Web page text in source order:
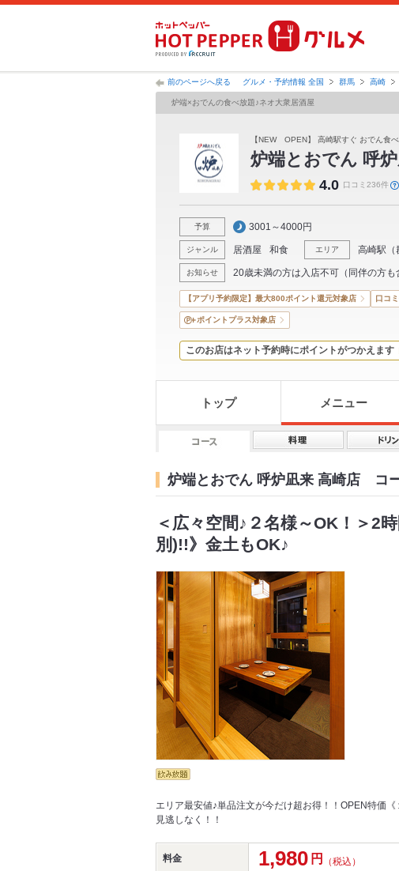
前のページへ戻る グルメ・予約情報 全国 群馬 高崎
炉端×おでんの食べ放題♪ネオ大衆居酒屋
【NEW OPEN】 高崎駅すぐ おでん食
炉端とおでん 呼
4.0 口コミ236件
予算 3001～4000円
ジャンル 居酒屋 和食 エリア 高崎駅 （
お知らせ 20歳未満の方は入店不可（同伴の方も
【アプリ予約限定】最大800ポイント還元対象店 口コ
ポイントプラス対象店
このお店はネット予約時にポイントがつかえます
トップ メニュー
炉端とおでん 呼炉凪来 高崎店 コ
＜広々空間♪２名様～OK！＞2
別)!!》金土もOK♪
エリア最安値♪単品注文が今だけ超お得！！OPEN特価
見逃しなく！！
料金 1,980 円 （税込）